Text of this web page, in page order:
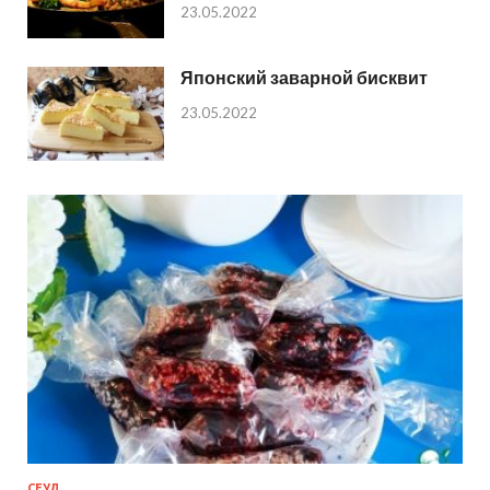
23.05.2022
Японский заварной бисквит
23.05.2022